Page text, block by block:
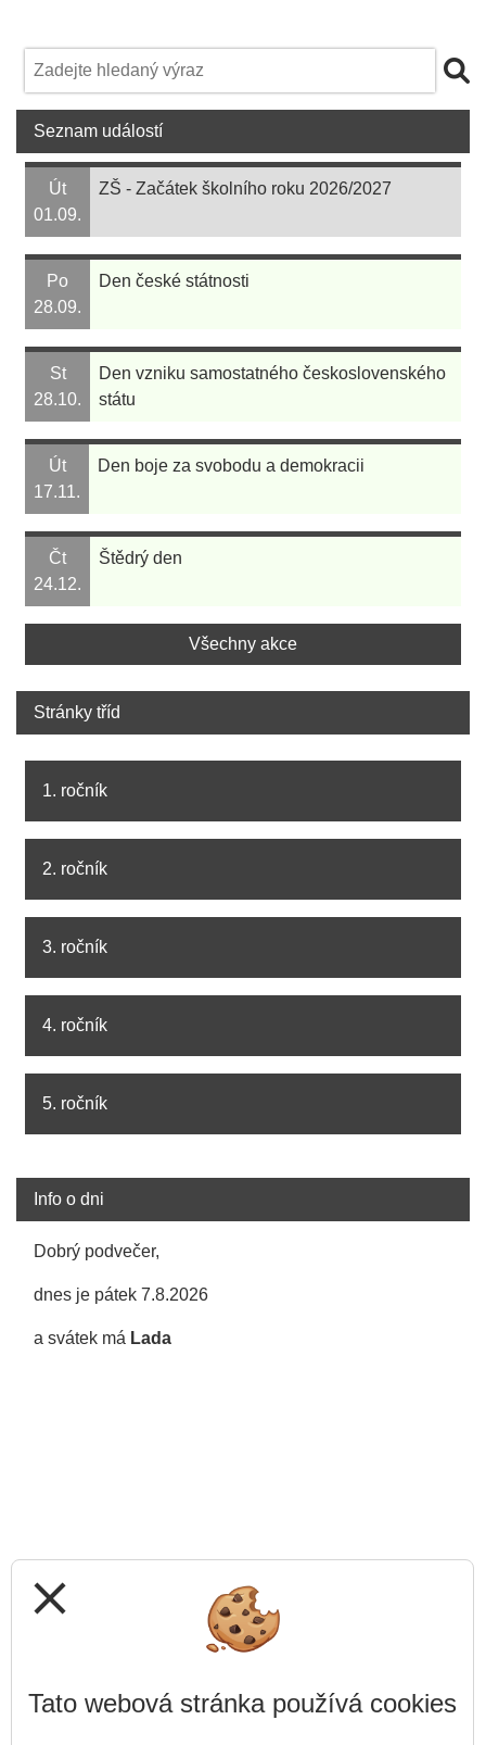
Seznam událostí
Út
01.09.
ZŠ - Začátek školního roku 2026/2027
Po
28.09.
Den české státnosti
St
28.10.
Den vzniku samostatného československého
státu
Út
17.11.
Den boje za svobodu a demokracii
Čt
24.12.
Štědrý den
Všechny akce
Stránky tříd
1. ročník
2. ročník
3. ročník
4. ročník
5. ročník
Info o dni
Dobrý podvečer,
dnes je pátek 7.8.2026
a svátek má Lada
close
Tato webová stránka používá cookies